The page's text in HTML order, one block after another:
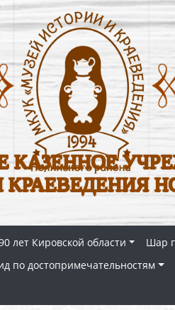
лет Кировской области Шар
по достопримечательностям